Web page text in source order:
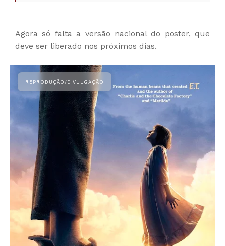
Agora só falta a versão nacional do poster, que
deve ser liberado nos próximos dias.